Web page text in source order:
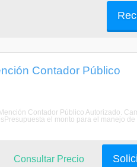
Contador Público
Contador Público Autorizado.
el monto para el manejo
Consultar Precio